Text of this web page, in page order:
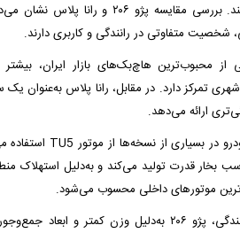
یکدیگر مقایسه می‌کنند. بررسی مقایسه پژو
شخصیت متفاوتی در رانندگی و کاربری دارند.
یکی از محبوب‌ترین هاچ‌بک‌های بازار ایران،
تمرکز دارد. در مقابل، رانا پلاس به‌عنوان
ارائه می‌دهد.
که حدود ۱۰۵ اسب بخار قدرت تولید می‌کند و به‌دلیل
موتورهای داخلی محسوب می‌شود.
در بخش شتاب و رانندگی، پژو ۲۰۶ به‌دلیل وزن کمتر و